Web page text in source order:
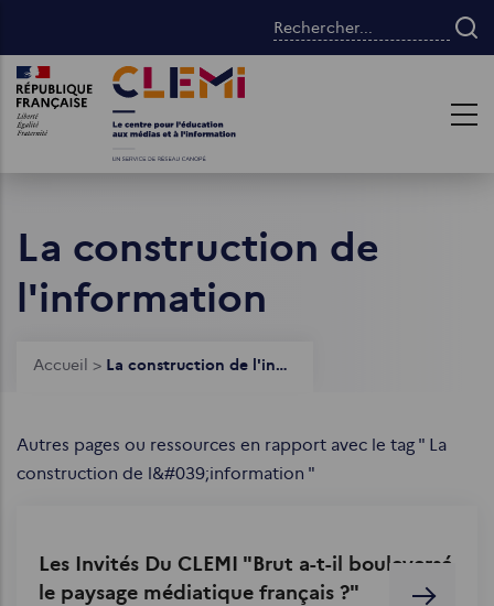
contenu
principal
Rechercher...
Images Images
La construction de
l'information
Fil
Accueil > La construction de l'information
Autres pages ou ressources en rapport avec le tag " La
construction de l&#039;information "
Les Invités Du CLEMI "Brut a-t-il bouleversé
le paysage médiatique français ?"